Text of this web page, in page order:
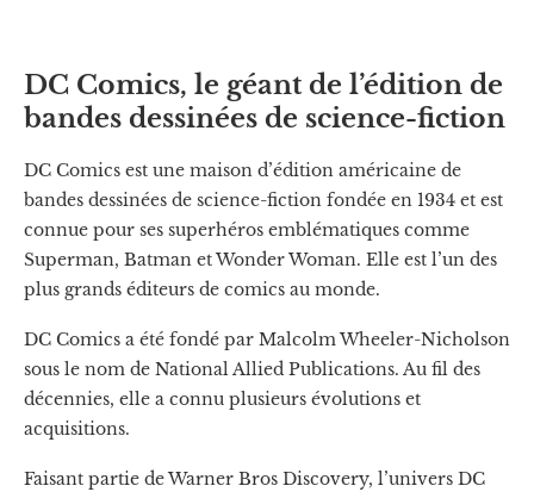
DC Comics, le géant de l’édition de
bandes dessinées de science-fiction
DC Comics est une maison d’édition américaine de
bandes dessinées de science-fiction fondée en 1934 et est
connue pour ses superhéros emblématiques comme
Superman, Batman et Wonder Woman. Elle est l’un des
plus grands éditeurs de comics au monde.
DC Comics a été fondé par Malcolm Wheeler-Nicholson
sous le nom de National Allied Publications. Au fil des
décennies, elle a connu plusieurs évolutions et
acquisitions.
Faisant partie de Warner Bros Discovery, l’univers DC